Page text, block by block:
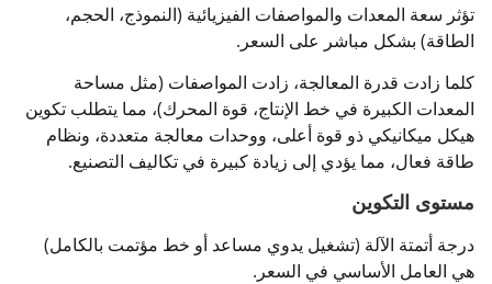
تؤثر سعة المعدات والمواصفات الفيزيائية (النموذج، الحجم،
الطاقة) بشكل مباشر على السعر.
كلما زادت قدرة المعالجة، زادت المواصفات (مثل مساحة
المعدات الكبيرة في خط الإنتاج، قوة المحرك)، مما يتطلب تكوين
هيكل ميكانيكي ذو قوة أعلى، ووحدات معالجة متعددة، ونظام
طاقة فعال، مما يؤدي إلى زيادة كبيرة في تكاليف التصنيع.
مستوى التكوين
درجة أتمتة الآلة (تشغيل يدوي مساعد أو خط مؤتمت بالكامل)
هي العامل الأساسي في السعر.